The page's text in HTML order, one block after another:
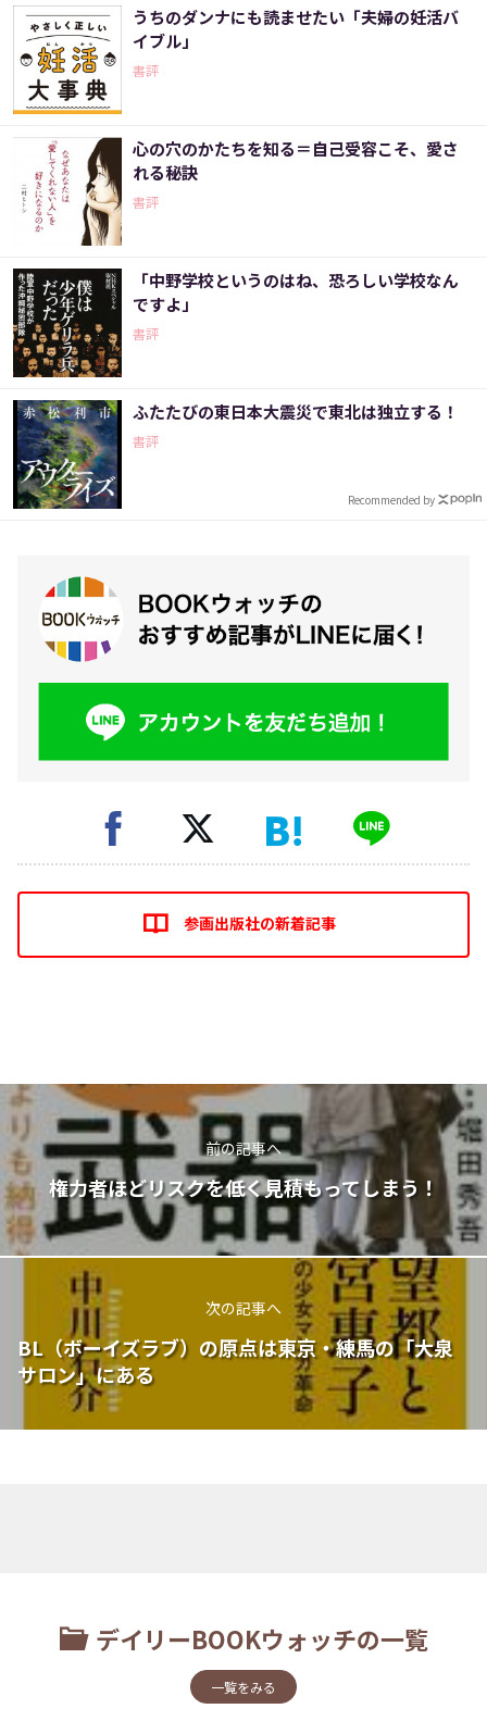
うちのダンナにも読ませたい「夫婦の妊活バ
イブル」
書評
心の穴のかたちを知る＝自己受容こそ、愛さ
れる秘訣
書評
「中野学校というのはね、恐ろしい学校なん
ですよ」
書評
ふたたびの東日本大震災で東北は独立する！
書評
Recommended by
参画出版社の新着記事
前の記事へ
権力者ほどリスクを低く見積もってしまう！
次の記事へ
BL（ボーイズラブ）の原点は東京・練馬の「大泉
サロン」にある
デイリーBOOKウォッチの一覧
一覧をみる